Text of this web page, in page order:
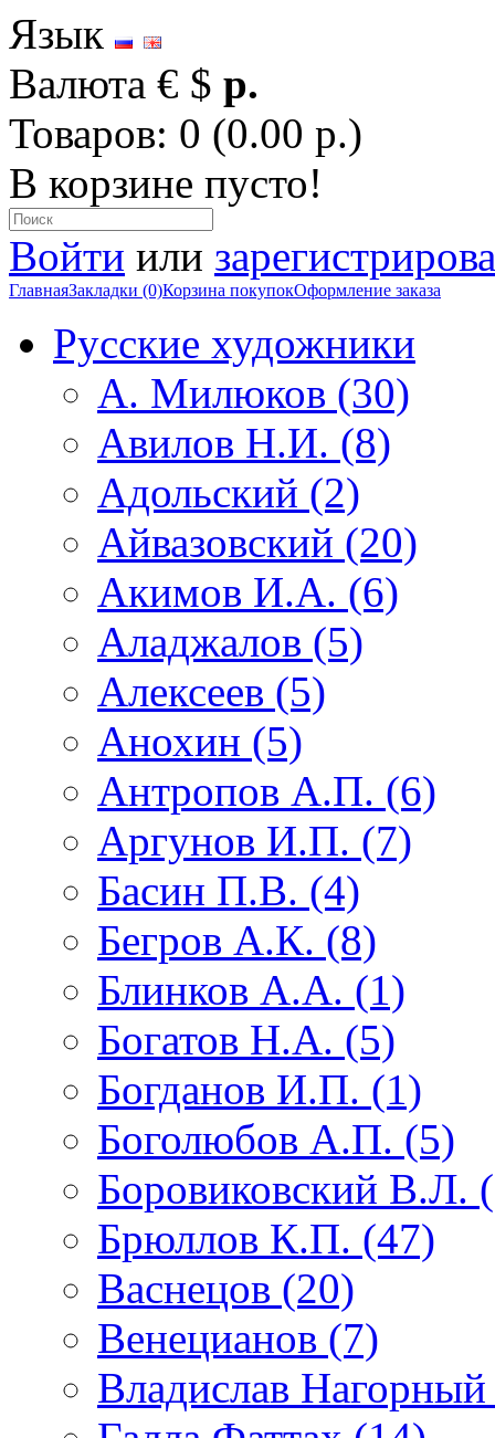
Язык
Валюта € $ р.
Товаров: 0 (0.00 р.)
В корзине пусто!
Войти или
ГлавнаяЗакладки (0)Корзина покупокОформление заказа
Русские художники
А. Милюков (30)
Авилов Н.И. (8)
Адольский (2)
Айвазовский (20)
Акимов И.А. (6)
Аладжалов (5)
Алексеев (5)
Анохин (5)
Антропов А.П. (6)
Аргунов И.П. (7)
Басин П.В. (4)
Бегров А.К. (8)
Блинков А.А. (1)
Богатов Н.А. (5)
Богданов И.П. (1)
Боголюбов А.П. (5)
Боровиковский В.Л.
Брюллов К.П. (47)
Васнецов (20)
Венецианов (7)
Владислав